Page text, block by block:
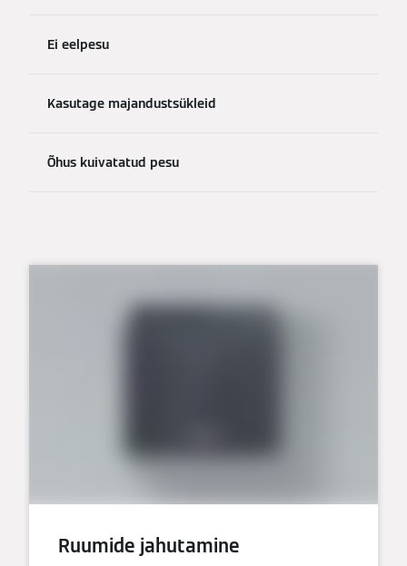
Ei eelpesu
Kasutage majandustsükleid
Õhus kuivatatud pesu
Ruumide jahutamine